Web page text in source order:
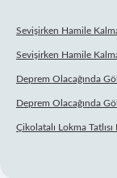
Sevişirken Hamile
Sevişirken Hamile
Deprem Olacağında
Deprem Olacağında
Çikolatalı Lokma